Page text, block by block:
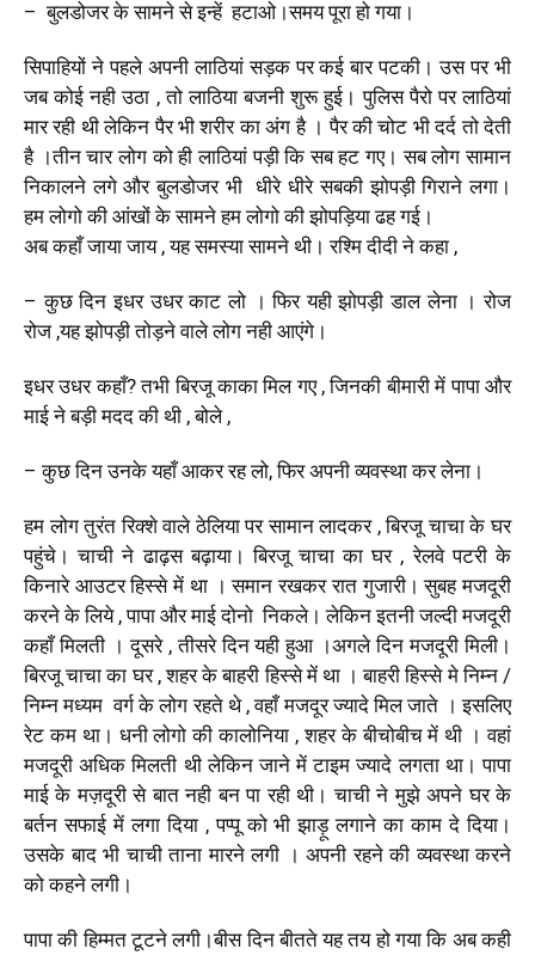
– बुलडोजर के सामने से इन्हें हटाओ।समय पूरा हो गया।
सिपाहियों ने पहले अपनी लाठियां सड़क पर कई बार पटकी। उस पर भी
जब कोई नही उठा , तो लाठिया बजनी शुरू हुई। पुलिस पैरो पर लाठियां
मार रही थी लेकिन पैर भी शरीर का अंग है । पैर की चोट भी दर्द तो देती
है ।तीन चार लोग को ही लाठियां पड़ी कि सब हट गए। सब लोग सामान
निकालने लगे और बुलडोजर भी धीरे धीरे सबकी झोपड़ी गिराने लगा।
हम लोगो की आंखों के सामने हम लोगो की झोपड़िया ढह गई।
अब कहाँ जाया जाय , यह समस्या सामने थी। रश्मि दीदी ने कहा ,
– कुछ दिन इधर उधर काट लो । फिर यही झोपड़ी डाल लेना । रोज
रोज ,यह झोपड़ी तोड़ने वाले लोग नही आएंगे।
इधर उधर कहाँ? तभी बिरजू काका मिल गए , जिनकी बीमारी में पापा और
माई ने बड़ी मदद की थी , बोले ,
– कुछ दिन उनके यहाँ आकर रह लो, फिर अपनी व्यवस्था कर लेना।
हम लोग तुरंत रिक्शे वाले ठेलिया पर सामान लादकर , बिरजू चाचा के घर
पहुंचे। चाची ने ढाढ़स बढ़ाया। बिरजू चाचा का घर , रेलवे पटरी के
किनारे आउटर हिस्से में था । समान रखकर रात गुजारी। सुबह मजदूरी
करने के लिये , पापा और माई दोनो निकले। लेकिन इतनी जल्दी मजदूरी
कहाँ मिलती । दूसरे , तीसरे दिन यही हुआ ।अगले दिन मजदूरी मिली।
बिरजू चाचा का घर , शहर के बाहरी हिस्से में था । बाहरी हिस्से मे निम्न /
निम्न मध्यम वर्ग के लोग रहते थे , वहाँ मजदूर ज्यादे मिल जाते । इसलिए
रेट कम था। धनी लोगो की कालोनिया , शहर के बीचोबीच में थी । वहां
मजदूरी अधिक मिलती थी लेकिन जाने में टाइम ज्यादे लगता था। पापा
माई के मज़दूरी से बात नही बन पा रही थी। चाची ने मुझे अपने घर के
बर्तन सफाई में लगा दिया , पप्पू को भी झाड़ू लगाने का काम दे दिया।
उसके बाद भी चाची ताना मारने लगी । अपनी रहने की व्यवस्था करने
को कहने लगी।
पापा की हिम्मत टूटने लगी।बीस दिन बीतते यह तय हो गया कि अब कही